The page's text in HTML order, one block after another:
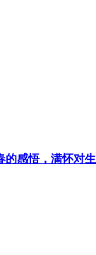
的感悟，满怀对